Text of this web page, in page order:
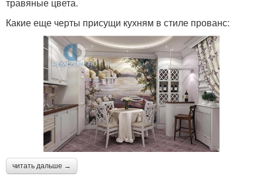
травяные цвета.
Какие еще черты присущи кухням в стиле прованс:
читать дальше →